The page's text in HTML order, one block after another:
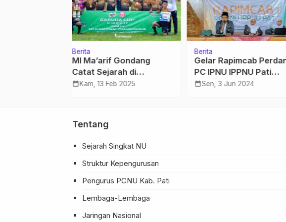
Berita
Gelar Rapimcab Perdana,
PC IPNU IPPNU Pati
Serap Aspirasi dan
calendar_monthSen, 3 Jun 2024
Berita
LF-NU Pati Rembug
Empat Hal Penting
calendar_monthSen, 29 Jul 2019
Tentang
Sejarah Singkat NU
Struktur Kepengurusan
Pengurus PCNU Kab. Pati
Lembaga-Lembaga
Jaringan Nasional